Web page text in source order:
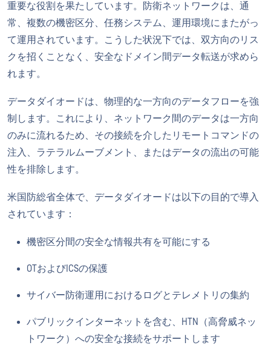
重要な役割を果たしています。防衛ネットワークは、通
常、複数の機密区分、任務システム、運用環境にまたがっ
て運用されています。こうした状況下では、双方向のリス
クを招くことなく、安全なドメイン間データ転送が求めら
れます。
データダイオードは、物理的な一方向のデータフローを強
制します。これにより、ネットワーク間のデータは一方向
のみに流れるため、その接続を介したリモートコマンドの
注入、ラテラルムーブメント、またはデータの流出の可能
性を排除します。
米国防総省全体で、データダイオードは以下の目的で導入
されています：
機密区分間の安全な情報共有を可能にする
OTおよびICSの保護
サイバー防衛運用におけるログとテレメトリの集約
パブリックインターネットを含む、HTN（高脅威ネッ
トワーク）への安全な接続をサポートします